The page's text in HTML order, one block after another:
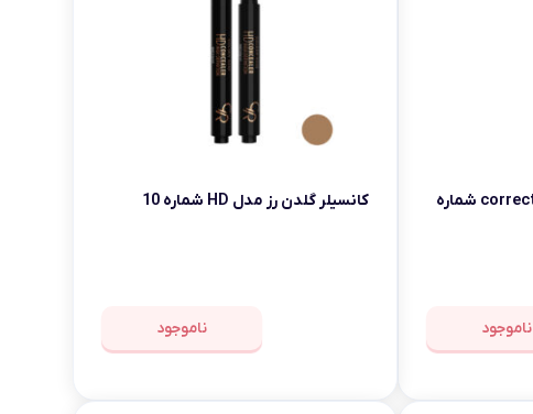
کانسیلر گلدن رز مدل corrector شماره
ناموجود
کانسیلر گلدن رز مدل HD شماره 10
ناموجود